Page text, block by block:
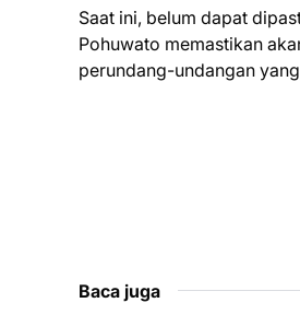
Saat ini, belum dapat
Pohuwato memastikan
perundang-undangan
Baca juga